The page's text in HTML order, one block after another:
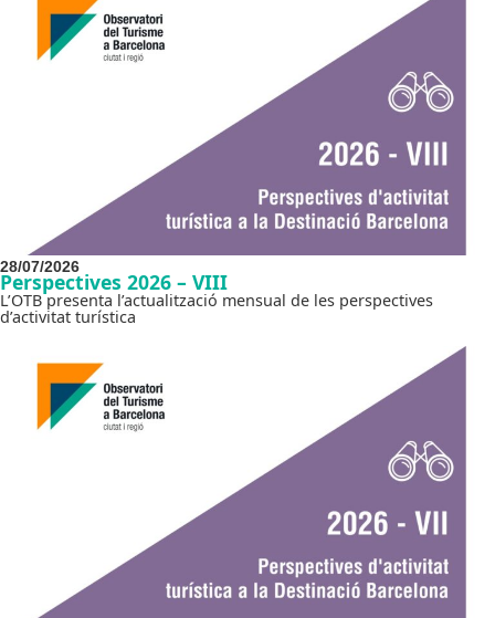
28/07/2026
Perspectives 2026 – VIII
L’OTB presenta l’actualització mensual de les perspectives
d’activitat turística